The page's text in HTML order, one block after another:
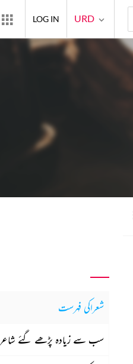
شعراکی فہرست
سب سے زیادہ پڑھے گئے شاعر
URD
LOG IN